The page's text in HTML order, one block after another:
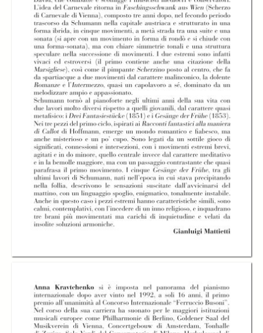
IL PIANOFORTE DI
SCHUMANN -
Alberto Brunero
IL PIANOFORTE DI
SCHUMANN - Anna
Kravtchenko
IL PIANOFORTE DI
SCHUMANN - Anna
Kravtchenko
IL PIANOFORTE DI
IL PIANOFORTE DI
IL PIANOFORTE DI